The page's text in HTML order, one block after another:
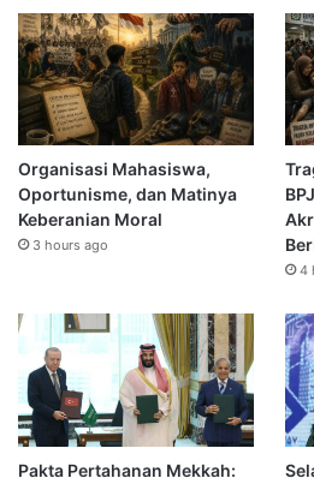
Organisasi Mahasiswa,
Oportunisme, dan Matinya
Keberanian Moral
3 hours ago
4
Pakta Pertahanan Mekkah: